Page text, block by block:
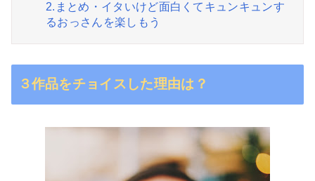
2.まとめ・イタいけど面白くてキュンキュンす
るおっさんを楽しもう
３作品をチョイスした理由は？